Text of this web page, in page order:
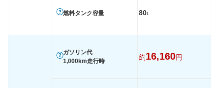
燃料タンク容量 80L
ガソリン代
1,000km走行時
約16,160円